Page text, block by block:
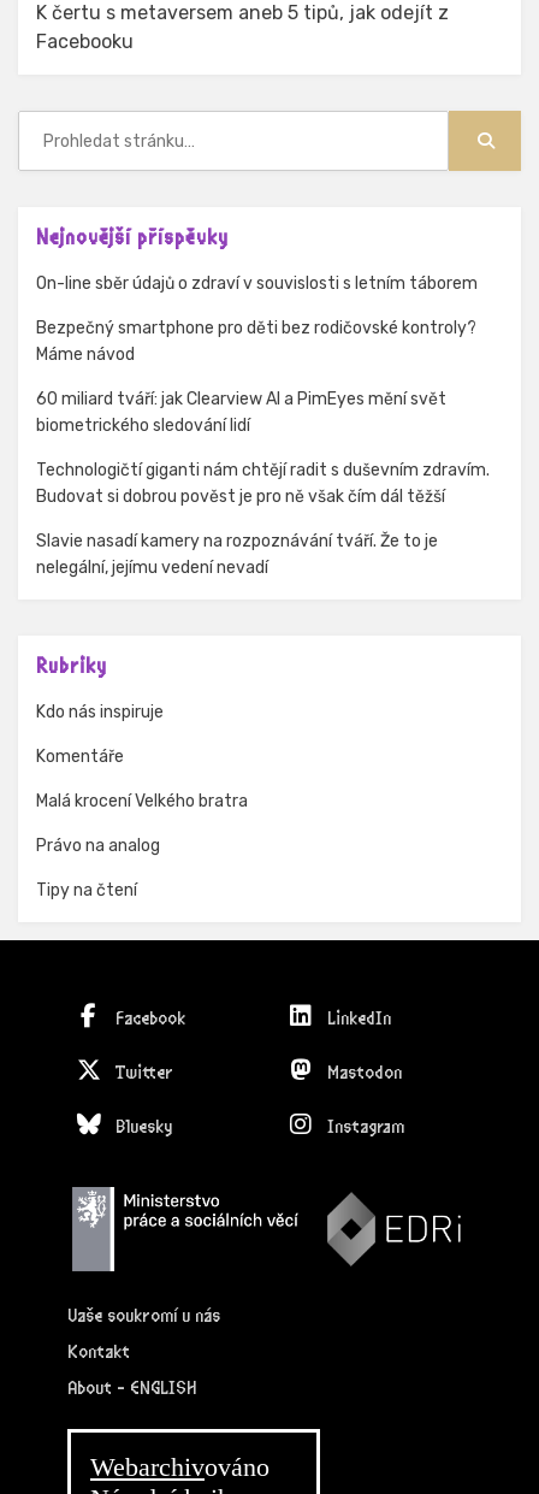
K čertu s metaversem aneb 5 tipů, jak odejít z
Facebooku
Nejnovější příspěvky
On-line sběr údajů o zdraví v souvislosti s letním táborem
Bezpečný smartphone pro děti bez rodičovské kontroly?
Máme návod
60 miliard tváří: jak Clearview AI a PimEyes mění svět
biometrického sledování lidí
Technologičtí giganti nám chtějí radit s duševním zdravím.
Budovat si dobrou pověst je pro ně však čím dál těžší
Slavie nasadí kamery na rozpoznávání tváří. Že to je
nelegální, jejímu vedení nevadí
Rubriky
Kdo nás inspiruje
Komentáře
Malá krocení Velkého bratra
Právo na analog
Tipy na čtení
Facebook LinkedIn
Twitter Mastodon
Bluesky Instagram
Vaše soukromí u nás
Kontakt
About - ENGLISH
Webarchivováno